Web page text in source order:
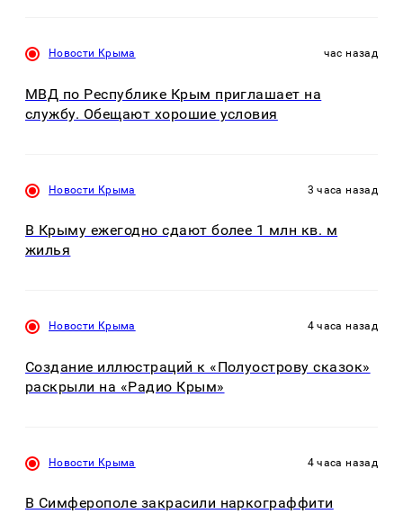
Новости Крыма час назад
МВД по Республике Крым приглашает на
службу. Обещают хорошие условия
Новости Крыма 3 часа назад
В Крыму ежегодно сдают более 1 млн кв. м
жилья
Новости Крыма 4 часа назад
Создание иллюстраций к «Полуострову сказок»
раскрыли на «Радио Крым»
Новости Крыма 4 часа назад
В Симферополе закрасили наркограффити